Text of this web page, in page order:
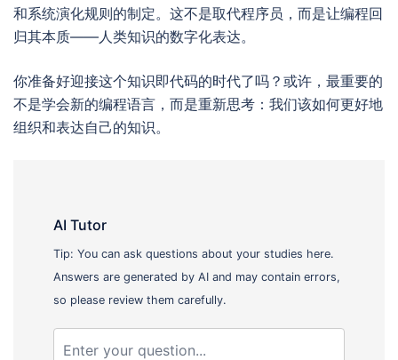
和系统演化规则的制定。这不是取代程序员，而是让编程回
归其本质——人类知识的数字化表达。
你准备好迎接这个知识即代码的时代了吗？或许，最重要的
不是学会新的编程语言，而是重新思考：我们该如何更好地
组织和表达自己的知识。
AI Tutor
Tip: You can ask questions about your studies here.
Answers are generated by AI and may contain errors,
so please review them carefully.